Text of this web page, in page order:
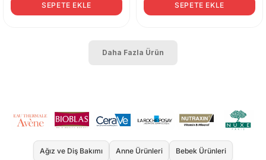
SEPETE EKLE SEPETE EKLE
Daha Fazla Ürün
Ağız ve Diş Bakımı Anne Ürünleri Bebek Ürünleri